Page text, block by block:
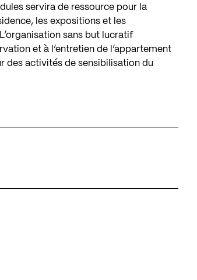
servira de ressource pour la
les expositions et les
sans but lucratif
et à l’entretien de l’appartement
des activités de sensibilisation du